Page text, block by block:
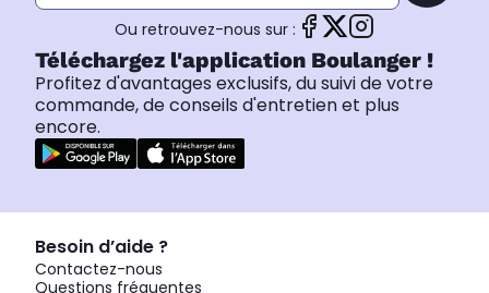
Ou retrouvez-nous sur :
Téléchargez l'application Boulanger !
Profitez d'avantages exclusifs, du suivi de votre
commande, de conseils d'entretien et plus
encore.
Besoin d’aide ?
Contactez-nous
Questions fréquentes